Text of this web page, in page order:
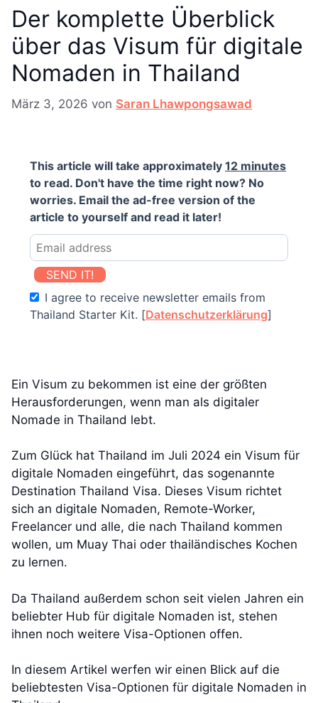
Der komplette Überblick
über das Visum für digitale
Nomaden in Thailand
März 3, 2026 von Saran Lhawpongsawad
This article will take approximately 12 minutes
to read. Don't have the time right now? No
worries. Email the ad-free version of the
article to yourself and read it later!
SEND IT!
I agree to receive newsletter emails from
Thailand Starter Kit. [Datenschutzerklärung]
Ein Visum zu bekommen ist eine der größten
Herausforderungen, wenn man als digitaler
Nomade in Thailand lebt.
Zum Glück hat Thailand im Juli 2024 ein Visum für
digitale Nomaden eingeführt, das sogenannte
Destination Thailand Visa. Dieses Visum richtet
sich an digitale Nomaden, Remote-Worker,
Freelancer und alle, die nach Thailand kommen
wollen, um Muay Thai oder thailändisches Kochen
zu lernen.
Da Thailand außerdem schon seit vielen Jahren ein
beliebter Hub für digitale Nomaden ist, stehen
ihnen noch weitere Visa-Optionen offen.
In diesem Artikel werfen wir einen Blick auf die
beliebtesten Visa-Optionen für digitale Nomaden in